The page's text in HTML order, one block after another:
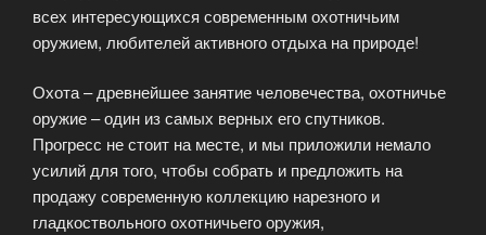
всех интересующихся современным охотничьим
оружием, любителей активного отдыха на природе!
Охота – древнейшее занятие человечества, охотничье
оружие – один из самых верных его спутников.
Прогресс не стоит на месте, и мы приложили немало
усилий для того, чтобы собрать и предложить на
продажу современную коллекцию нарезного и
гладкоствольного охотничьего оружия,